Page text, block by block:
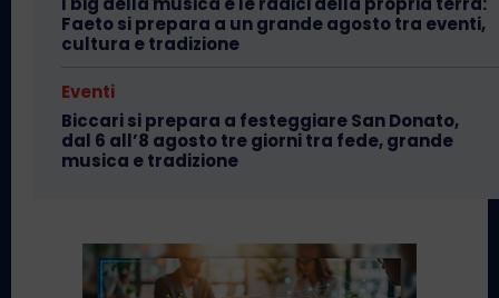
Faeto si prepara a un grande agosto tra eventi,
cultura e tradizione
Eventi
Biccari si prepara a festeggiare San Donato,
dal 6 all’8 agosto tre giorni tra fede, grande
musica e tradizione